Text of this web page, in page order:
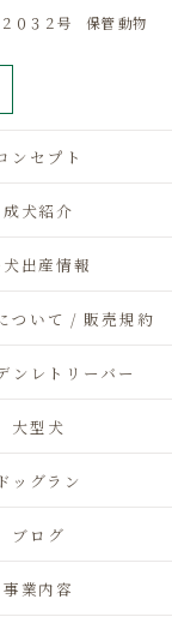
０３２号 保管 動物
ンセプト
成犬紹介
出産情報
ついて / 販売規約
ンレトリーバー
大型犬
ドッグラン
ブログ
事業内容